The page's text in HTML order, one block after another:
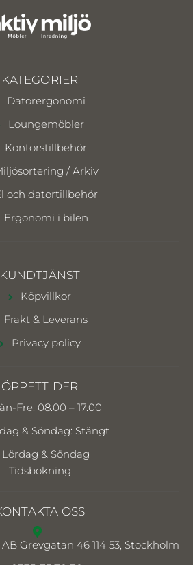
KATEGORIER
Datorergonomi
Loungemöbler
Kontorstillbehör
/ Arkiv
och datortillbehör
Ergonomi i bilen
KUNDTJÄNST
Köpvillkor
Frakt & Leverans
Privacy policy
ÖPPETTIDER
Fre: 08.00 – 17.00
& Söndag: Stängt
Lördag & Söndag
Tidsbokning
OSS
Grevgatan 46 114 53, Stockholm